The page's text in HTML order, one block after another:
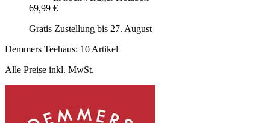
69,99 €
Gratis Zustellung bis 27. August
Demmers Teehaus: 10 Artikel
Alle Preise inkl. MwSt.